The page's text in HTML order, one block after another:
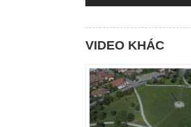
VIDEO KHÁC